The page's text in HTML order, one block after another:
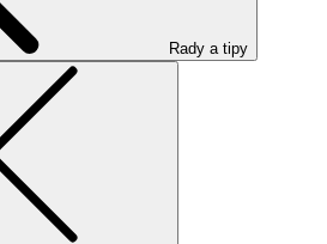
Rady a tipy